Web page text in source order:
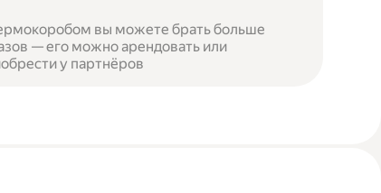
вы можете брать больше
— его можно арендовать или
у партнёров